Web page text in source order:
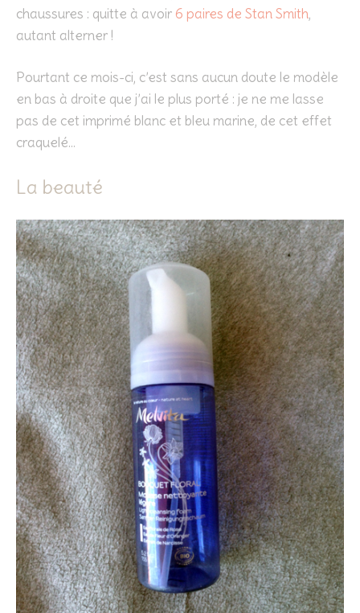
chaussures : quitte à avoir 6 paires de Stan Smith,
autant alterner !
Pourtant ce mois-ci, c’est sans aucun doute le modèle
en bas à droite que j’ai le plus porté : je ne me lasse
pas de cet imprimé blanc et bleu marine, de cet effet
craquelé…
La beauté